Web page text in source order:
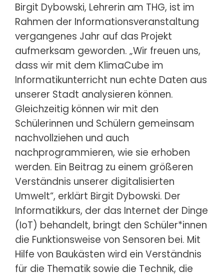
Birgit Dybowski, Lehrerin am THG, ist im
Rahmen der Informationsveranstaltung
vergangenes Jahr auf das Projekt
aufmerksam geworden. „Wir freuen uns,
dass wir mit dem KlimaCube im
Informatikunterricht nun echte Daten aus
unserer Stadt analysieren können.
Gleichzeitig können wir mit den
Schülerinnen und Schülern gemeinsam
nachvollziehen und auch
nachprogrammieren, wie sie erhoben
werden. Ein Beitrag zu einem größeren
Verständnis unserer digitalisierten
Umwelt“, erklärt Birgit Dybowski. Der
Informatikkurs, der das Internet der Dinge
(IoT) behandelt, bringt den Schüler*innen
die Funktionsweise von Sensoren bei. Mit
Hilfe von Baukästen wird ein Verständnis
für die Thematik sowie die Technik, die